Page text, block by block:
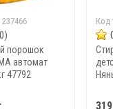
237466
порошок
автомат
47792
Код